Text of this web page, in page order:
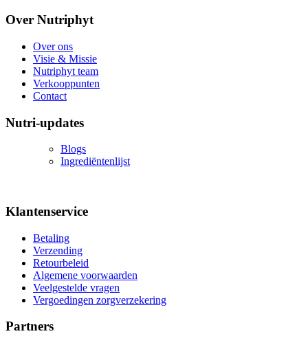
Over Nutriphyt
Over ons
Visie & Missie
Nutriphyt team
Verkooppunten
Contact
Nutri-updates
Blogs
Ingrediëntenlijst
Klantenservice
Betaling
Verzending
Retourbeleid
Algemene voorwaarden
Veelgestelde vragen
Vergoedingen zorgverzekering
Partners